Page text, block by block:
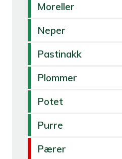
Moreller
Neper
Pastinakk
Plommer
Potet
Purre
Pærer